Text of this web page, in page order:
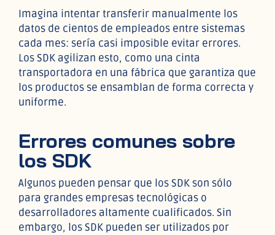
Imagina intentar transferir manualmente los
datos de cientos de empleados entre sistemas
cada mes: sería casi imposible evitar errores.
Los SDK agilizan esto, como una cinta
transportadora en una fábrica que garantiza que
los productos se ensamblan de forma correcta y
uniforme.
Errores comunes sobre
los SDK
Algunos pueden pensar que los SDK son sólo
para grandes empresas tecnológicas o
desarrolladores altamente cualificados. Sin
embargo, los SDK pueden ser utilizados por